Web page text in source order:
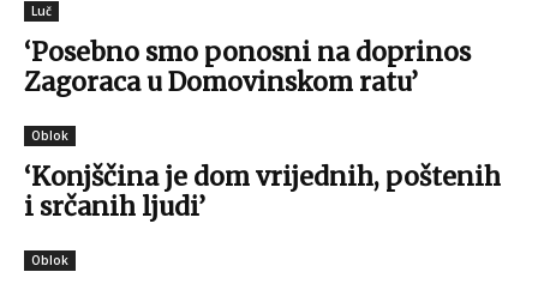
Luč
‘Posebno smo ponosni na doprinos
Zagoraca u Domovinskom ratu’
Oblok
‘Konjščina je dom vrijednih, poštenih
i srčanih ljudi’
Oblok